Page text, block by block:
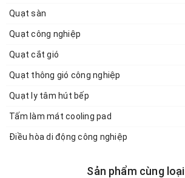
Quạt sàn
Quạt công nghiệp
Quạt cắt gió
Quạt thông gió công nghiệp
Quạt ly tâm hút bếp
Tấm làm mát cooling pad
Điều hòa di động công nghiệp
Sản phẩm cùng loại